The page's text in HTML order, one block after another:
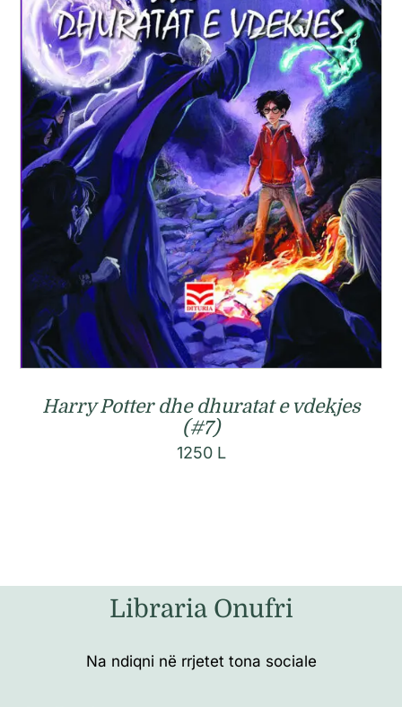
Harry Potter dhe dhuratat e vdekjes
(#7)
1250 L
Libraria Onufri
Na ndiqni në rrjetet tona sociale